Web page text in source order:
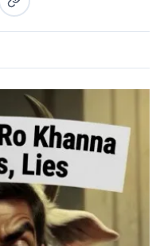
LinkedInsur WhatsApp
Copier le lien